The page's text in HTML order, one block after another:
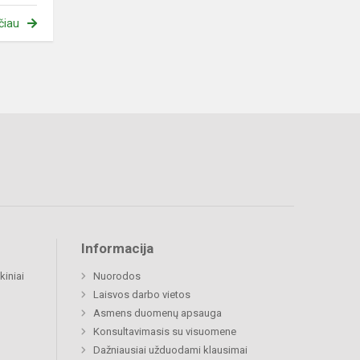
Informacija
Nuorodos
Laisvos darbo vietos
Asmens duomenų apsauga
Konsultavimasis su visuomene
Dažniausiai užduodami klausimai